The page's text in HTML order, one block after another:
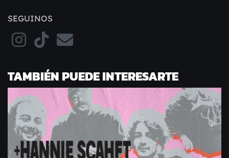
SEGUINOS
TAMBIÉN PUEDE INTERESARTE